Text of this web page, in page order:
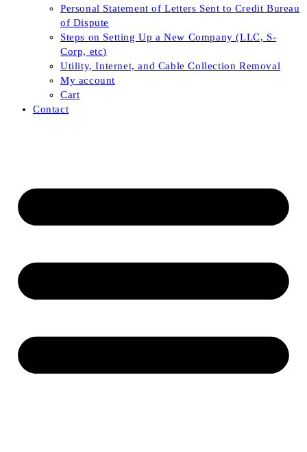
Personal Statement of Letters Sent to Credit Bureau
of Dispute
Steps on Setting Up a New Company (LLC, S-
Corp, etc)
Utility, Internet, and Cable Collection Removal
My account
Cart
Contact